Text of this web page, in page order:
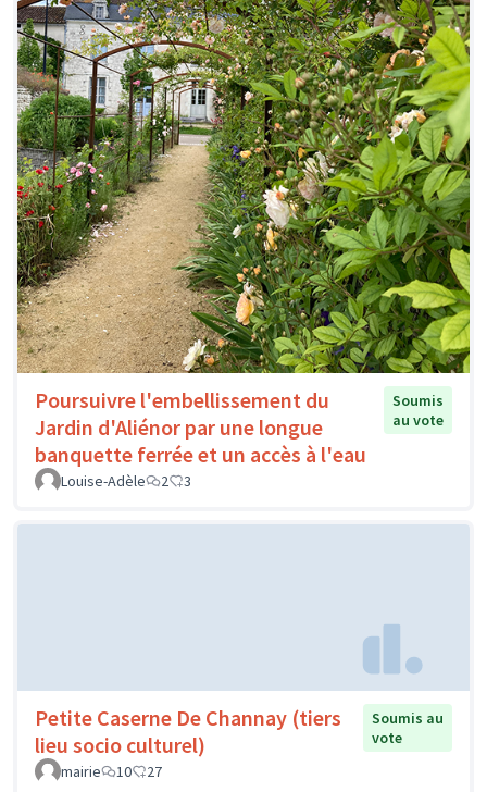
Poursuivre l'embellissement du
Jardin d'Aliénor par une longue
banquette ferrée et un accès à l'eau
Soumis
au vote
Louise-Adèle 2 3
Petite Caserne De Channay (tiers
lieu socio culturel)
Soumis au
vote
mairie
10 27